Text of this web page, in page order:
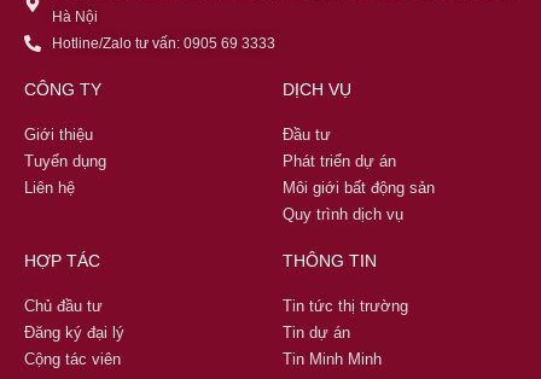
Hà Nội
Hotline/Zalo tư vấn: 0905 69 3333
CÔNG TY
Giới thiệu
Tuyển dụng
Liên hệ
DỊCH VỤ
Đầu tư
Phát triển dự án
Môi giới bất động sản
Quy trình dịch vụ
HỢP TÁC
Chủ đầu tư
Đăng ký đại lý
Cộng tác viên
THÔNG TIN
Tin tức thị trường
Tin dự án
Tin Minh Minh